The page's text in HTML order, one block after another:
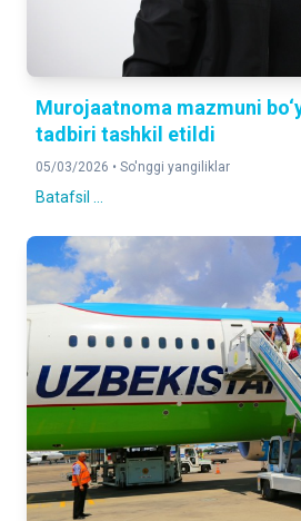
Murojaatnoma mazmuni
tadbiri tashkil etildi
05/03/2026 • So'nggi yangiliklar
Batafsil ...